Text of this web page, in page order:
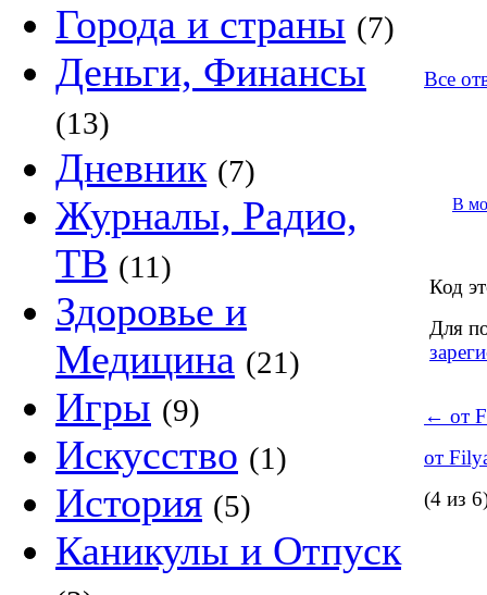
Города и страны (7)
Деньги, Финансы
(13)
Дневник (7)
Журналы, Радио,
ТВ (11)
Здоровье и
Медицина (21)
Игры (9)
Искусство (1)
История (5)
Каникулы и Отпуск
Все
В
Код
Для
← от
от
(4 из